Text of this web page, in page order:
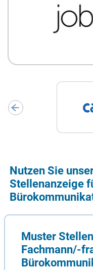
Nutzen Sie
Stellenanzeige
Muster
Fachmann/-